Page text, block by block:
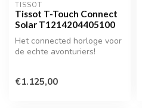
TISSOT
Tissot T-Touch Connect
Solar T1214204405100
Het connected horloge voor
de echte avonturiers!
€1.125,00